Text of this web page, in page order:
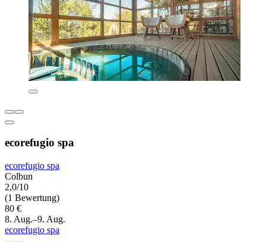
ecorefugio spa
ecorefugio spa
Colbun
2,0/10
(1 Bewertung)
80 €
8. Aug.–9. Aug.
ecorefugio spa